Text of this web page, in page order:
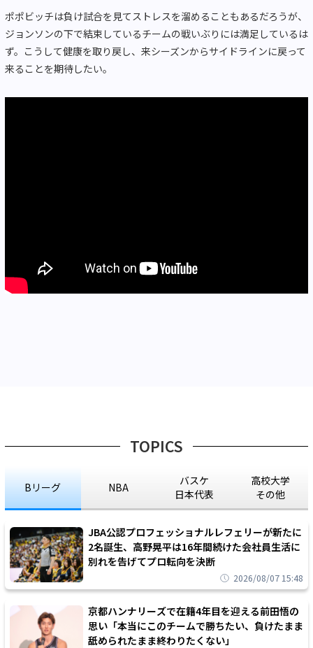
ポポビッチは負け試合を見てストレスを溜めることもあるだろうが、
ジョンソンの下で結束しているチームの戦いぶりには満足しているは
ず。こうして健康を取り戻し、来シーズンからサイドラインに戻って
来ることを期待したい。
TOPICS
Bリーグ NBA
バスケ
日本代表
高校大学
その他
JBA公認プロフェッショナルレフェリーが新たに
2名誕生、高野晃平は16年間続けた会社員生活に
別れを告げてプロ転向を決断
2026/08/07 15:48
京都ハンナリーズで在籍4年目を迎える前田悟の
思い「本当にこのチームで勝ちたい、負けたまま
舐められたまま終わりたくない」